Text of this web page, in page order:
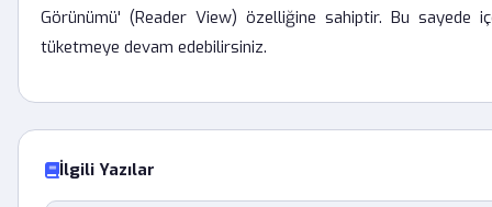
Görünümü' (Reader View) özelliğine sahiptir. Bu sayede
tüketmeye devam edebilirsiniz.
İlgili Yazılar